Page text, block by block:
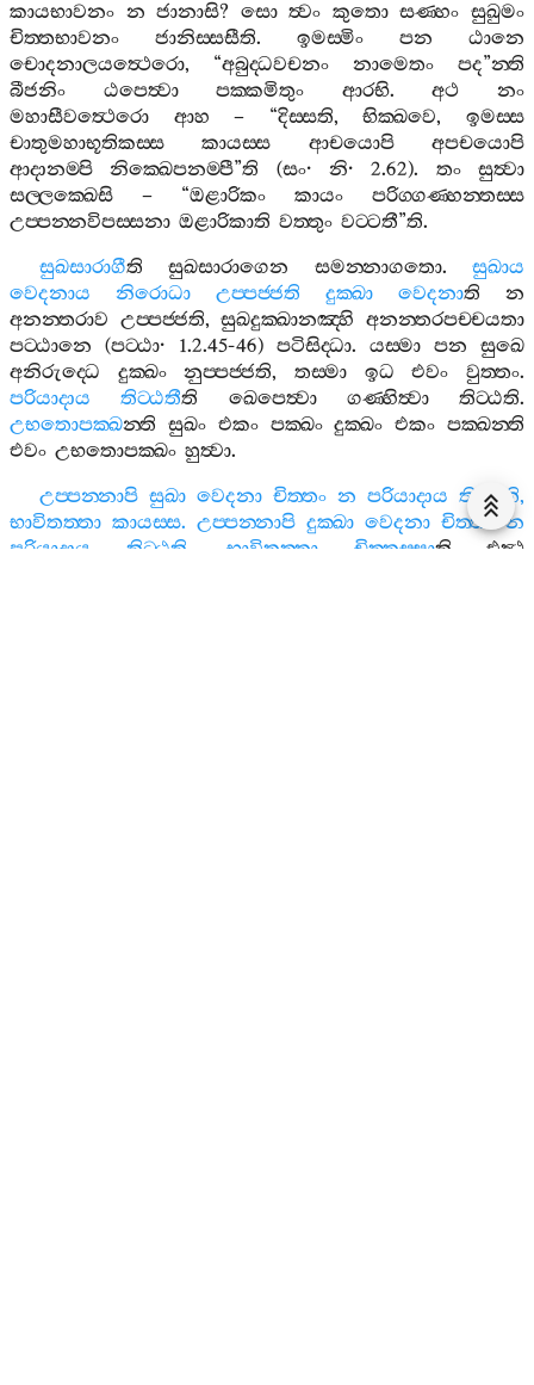
කායභාවනං න ජානාසි? සො ත්‍වං කුතො සණ‍්හං සුඛුමං
චිත‍්තභාවනං
ජානිස‍්සසීති. ඉමස‍්මිං පන
ඨානෙ
චොදනාලයත්‍ථෙරො, “අබුද‍්ධවචනං නාමෙතං පද”න‍්ති
බීජනිං
ඨපෙත්‍වා පක‍්කමිතුං ආරභි.අථ
නං
මහාසීවත්‍ථෙරො
ආහ – “දිස‍්සති,භික‍්ඛවෙ,ඉමස‍්ස
චාතුමහාභූතිකස‍්ස
කායස‍්ස ආචයොපි
අපචයොපි
ආදානම‍්පි
නික‍්ඛෙපනම‍්පී”ති (සං·නි· 2.62). තං
සුත්‍වා
සල‍්ලක‍්ඛෙසි – “ඔළාරිකං කායං
පරිග‍්ගණ‍්හන‍්තස‍්ස
උප‍්පන‍්නවිපස‍්සනා ඔළාරිකාති වත‍්තුං වට‍්ටතී”ති.
සුඛසාරාගීති සුඛසාරාගෙන සමන‍්නාගතො.සුඛාය
වෙදනාය
නිරොධා උප‍්පජ‍්ජති දුක‍්ඛා වෙදනාති
න
අනන‍්තරාව උප‍්පජ‍්ජති,සුඛදුක‍්ඛානඤ‍්හි අනන‍්තරපච‍්චයතා
පට‍්ඨානෙ (පට‍්ඨා· 1.2.45-46) පටිසිද‍්ධා. යස‍්මා පන
සුඛෙ
අනිරුද‍්ධෙ
දුක‍්ඛං නුප‍්පජ‍්ජති,තස‍්මා ඉධ එවං වුත‍්තං.
පරියාදාය
තිට‍්ඨතීති ඛෙපෙත්‍වා ගණ‍්හිත්‍වා තිට‍්ඨති.
උභතොපක‍්ඛන‍්ති සුඛං එකං පක‍්ඛං දුක‍්ඛං එකං පක‍්ඛන‍්ති
එවං උභතොපක‍්ඛං හුත්‍වා.
උප‍්පන‍්නාපි සුඛා වෙදනා චිත‍්තං න පරියාදාය තිට‍්ඨති,
භාවිතත‍්තා කායස‍්ස. උප‍්පන‍්නාපි දුක‍්ඛා වෙදනා චිත‍්තං න
පරියාදාය
තිට‍්ඨති භාවිතත‍්තා චිත‍්තස‍්සාති
එත්‍ථ